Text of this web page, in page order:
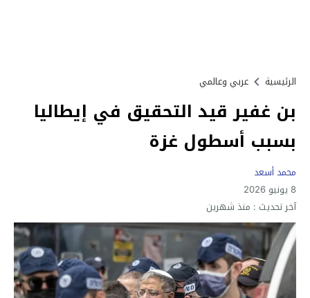
الرئيسية عربي وعالمي
بن غفير قيد التحقيق في إيطاليا
بسبب أسطول غزة
محمد أسعد
8 يونيو 2026
آخر تحديث : منذ شهرين